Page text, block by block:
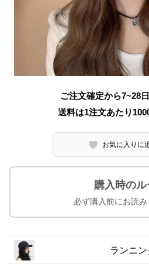
ご注文確定から7~28
送料は1注文あたり
お気に入りに
購入時の
必ず購入前にお読み
ランニン